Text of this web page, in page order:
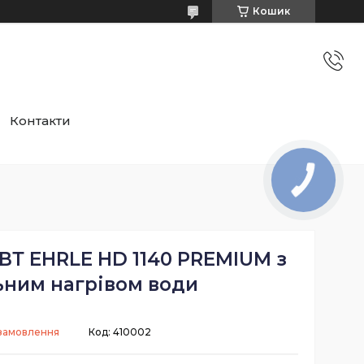
Кошик
Контакти
EHRLE HD 1140 PREMIUM з
нагрівом води
Код: 410002